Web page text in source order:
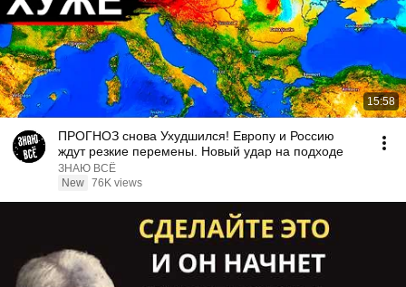
15:58
ПРОГНОЗ снова Ухудшился! Европу и Россию
ждут резкие перемены. Новый удар на подходе
ЗНАЮ ВСЁ
New 76K views